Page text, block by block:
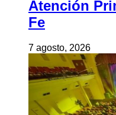
Atención
Fe
7 agosto, 2026